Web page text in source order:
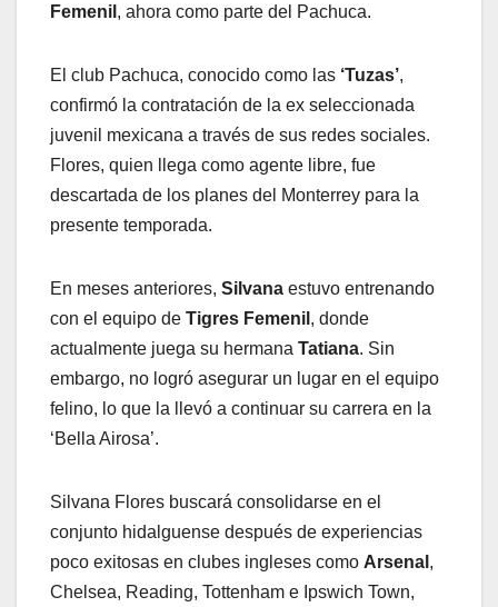
Femenil , ahora como parte del Pachuca.
El club Pachuca, conocido como las ‘Tuzas’,
confirmó la contratación de la ex seleccionada
juvenil mexicana a través de sus redes sociales.
Flores, quien llega como agente libre, fue
descartada de los planes del Monterrey para la
presente temporada.
En meses anteriores, Silvana estuvo entrenando
con el equipo de Tigres Femenil , donde
actualmente juega su hermana Tatiana. Sin
embargo, no logró asegurar un lugar en el equipo
felino, lo que la llevó a continuar su carrera en la
‘Bella Airosa’.
Silvana Flores buscará consolidarse en el
conjunto hidalguense después de experiencias
poco exitosas en clubes ingleses como Arsenal ,
Chelsea, Reading, Tottenham e Ipswich Town,